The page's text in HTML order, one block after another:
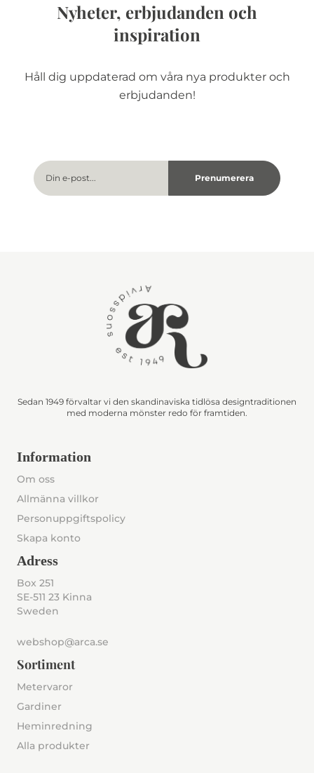
Nyheter, erbjudanden och
inspiration
Håll dig uppdaterad om våra nya produkter och
erbjudanden!
Sedan 1949 förvaltar vi den skandinaviska tidlösa designtraditionen
med moderna mönster redo för framtiden.
Information
Om oss
Allmänna villkor
Personuppgiftspolicy
Skapa konto
Adress
Box 251
SE-511 23 Kinna
Sweden
webshop@arca.se
Sortiment
Metervaror
Gardiner
Heminredning
Alla produkter